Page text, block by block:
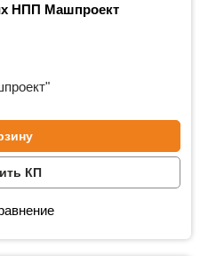
НПП Машпроект
КП